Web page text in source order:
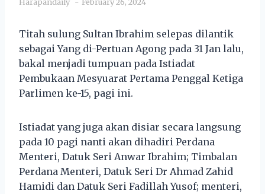
Titah sulung Sultan Ibrahim selepas dilantik
sebagai Yang di-Pertuan Agong pada 31 Jan lalu,
bakal menjadi tumpuan pada Istiadat
Pembukaan Mesyuarat Pertama Penggal Ketiga
Parlimen ke-15, pagi ini.
Istiadat yang juga akan disiar secara langsung
pada 10 pagi nanti akan dihadiri Perdana
Menteri, Datuk Seri Anwar Ibrahim; Timbalan
Perdana Menteri, Datuk Seri Dr Ahmad Zahid
Hamidi dan Datuk Seri Fadillah Yusof; menteri,